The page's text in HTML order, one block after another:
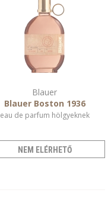
Blauer
Blauer Boston 1936
eau de parfum hölgyeknek
NEM ELÉRHETŐ